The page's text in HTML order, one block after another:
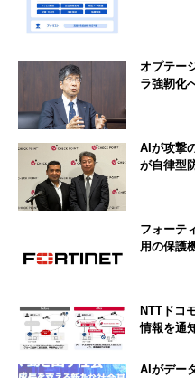
オプテー
ラ強靭化
AIが攻撃
が自律型
フォーテ
用の保護
NTTドコ
情報を通
AIがデー